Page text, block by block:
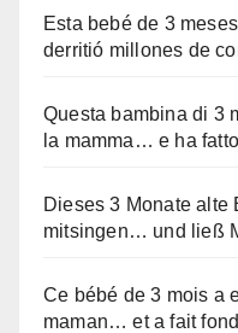
Esta bebé de 3
derritió millones de
Questa bambina di 3
la mamma… e ha
Dieses 3 Monate alte
mitsingen… und ließ
Ce bébé de 3 mois a
maman… et a fait